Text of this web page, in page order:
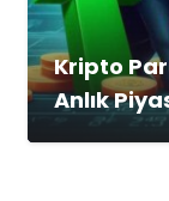
Kripto
Anlık